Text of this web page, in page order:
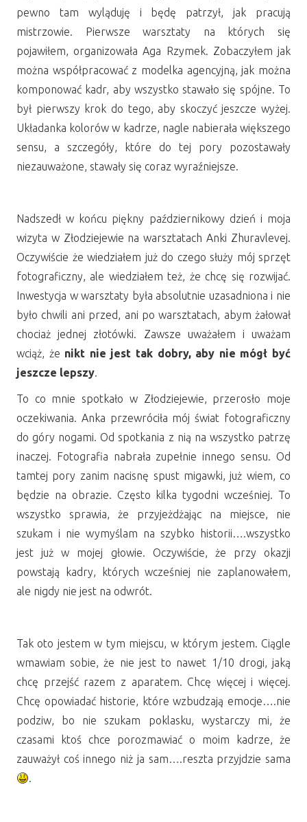
pewno tam wyląduję i będę patrzył, jak pracują
mistrzowie. Pierwsze warsztaty na których się
pojawiłem, organizowała Aga Rzymek. Zobaczyłem jak
można współpracować z modelka agencyjną, jak można
komponować kadr, aby wszystko stawało się spójne. To
był pierwszy krok do tego, aby skoczyć jeszcze wyżej.
Układanka kolorów w kadrze, nagle nabierała większego
sensu, a szczegóły, które do tej pory pozostawały
niezauważone, stawały się coraz wyraźniejsze.
Nadszedł w końcu piękny październikowy dzień i moja
wizyta w Złodziejewie na warsztatach Anki Zhuravlevej.
Oczywiście że wiedziałem już do czego służy mój sprzęt
fotograficzny, ale wiedziałem też, że chcę się rozwijać.
Inwestycja w warsztaty była absolutnie uzasadniona i nie
było chwili ani przed, ani po warsztatach, abym żałował
chociaż jednej złotówki. Zawsze uważałem i uważam
wciąż, że nikt nie jest tak dobry, aby nie mógł być
jeszcze lepszy.
To co mnie spotkało w Złodziejewie, przerosło moje
oczekiwania. Anka przewróciła mój świat fotograficzny
do góry nogami. Od spotkania z nią na wszystko patrzę
inaczej. Fotografia nabrała zupełnie innego sensu. Od
tamtej pory zanim nacisnę spust migawki, już wiem, co
będzie na obrazie. Często kilka tygodni wcześniej. To
wszystko sprawia, że przyjeżdżając na miejsce, nie
szukam i nie wymyślam na szybko historii….wszystko
jest już w mojej głowie. Oczywiście, że przy okazji
powstają kadry, których wcześniej nie zaplanowałem,
ale nigdy nie jest na odwrót.
Tak oto jestem w tym miejscu, w którym jestem. Ciągle
wmawiam sobie, że nie jest to nawet 1/10 drogi, jaką
chcę przejść razem z aparatem. Chcę więcej i więcej.
Chcę opowiadać historie, które wzbudzają emocje….nie
podziw, bo nie szukam poklasku, wystarczy mi, że
czasami ktoś chce porozmawiać o moim kadrze, że
zauważył coś innego niż ja sam….reszta przyjdzie sama
.